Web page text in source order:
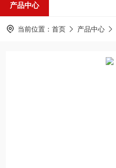
产品中心
当前位置： 首页 产品中心